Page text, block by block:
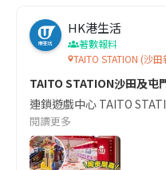
HK港生活
著數報料
TAITO STATION (沙
TAITO STATION沙田及屯
連鎖遊戲中心 TAITO
閱讀更多